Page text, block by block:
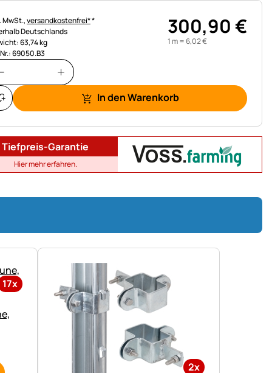
MwSt.,versandkostenfrei**
Deutschlands
63,74 kg
69050.B3
300,90€
1 m = 6,02€
In den Warenkorb
Tiefpreis-Garantie
Hier mehr erfahren.
17x
2x